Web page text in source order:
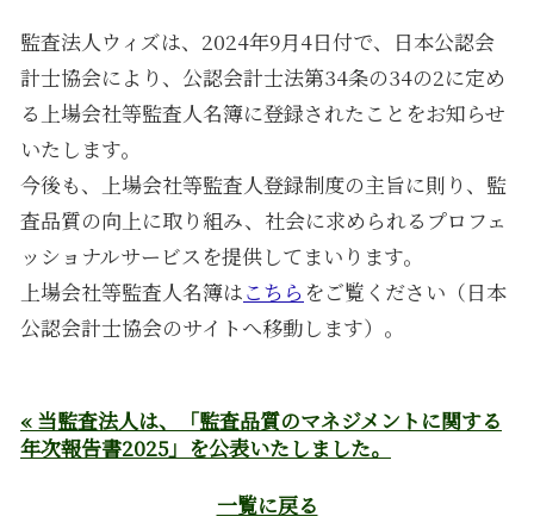
監査法人ウィズは、2024年9月4日付で、日本公認会
計士協会により、公認会計士法第34条の34の2に定め
る上場会社等監査人名簿に登録されたことをお知らせ
いたします。
今後も、上場会社等監査人登録制度の主旨に則り、監
査品質の向上に取り組み、社会に求められるプロフェ
ッショナルサービスを提供してまいります。
上場会社等監査人名簿はこちら をご覧ください（日本
公認会計士協会のサイトへ移動します）。
« 当監査法人は、「監査品質のマネジメントに関する
年次報告書2025」を公表いたしました。
一覧に戻る